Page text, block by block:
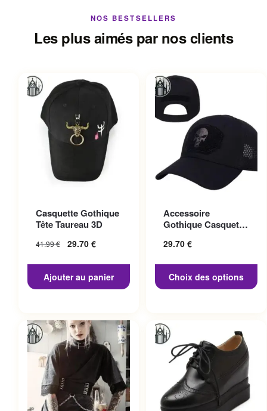
NOS BESTSELLERS
Les plus aimés par nos clients
Casquette Gothique
Tête Taureau 3D
41.99€ 29.70 €
Ajouter au panier
Accessoire
Gothique Casquette
29.70 €
Choix des options
variations. Les options
peuvent être choisies sur la
page du produit